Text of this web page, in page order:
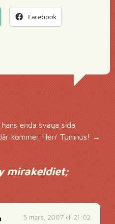
Facebook
enda svaga sida
kommer Herr Tumnus!→
mirakeldiet;
5 mars, 2007 kl. 21:02